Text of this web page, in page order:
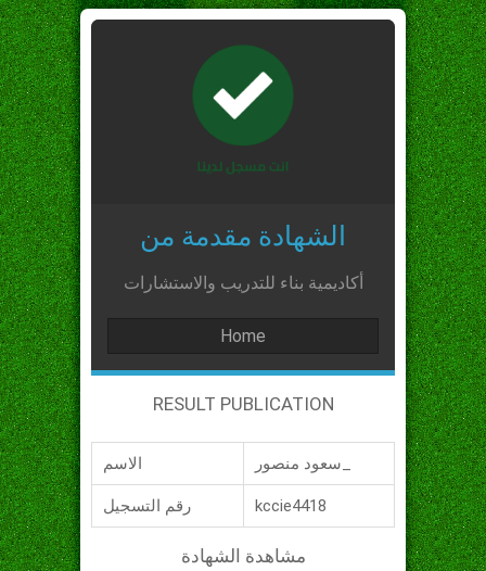
الشهادة مقدمة من
أكاديمية بناء للتدريب والاستشارات
Home
RESULT PUBLICATION
الاسم
رقم التسجيل kccie4418
مشاهدة الشهادة